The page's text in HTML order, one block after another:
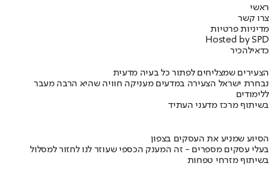
ראשי
צרו קשר
מדיניות פרטיות
Hosted by SPD
כדאילהכיר
הצעירים שמצליחים לפתור כל בעיה מדעית
נבחרת ישראל הצעירה במדעים מעניקה חוויה שהיא הרבה מעבר
ללימודים
בשיתוף מרכז מדעני העתיד
הסיוע שמניע את העסקים בצפון
בעלי עסקים מספרים - זה המענק הכספי שעוזר לנו לחזור למסלול
בשיתוף מזרחי טפחות